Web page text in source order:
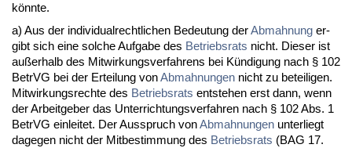
könn­te.
a) Aus der in­di­vi­du­al­recht­li­chen Be­deu­tung derAb­mah­nung er­
gibt sich ei­ne sol­che Auf­ga­be des Be­triebs­rats nicht. Die­ser ist
außer­halb des Mit­wir­kungs­ver­fah­rens bei Kündi­gung nach § 102
Be­trVG bei der Er­tei­lung vonAb­mah­nun­gen nicht zu be­tei­li­gen.
Mit­wir­kungs­rech­te des Be­triebs­rats ent­ste­hen erst dann, wenn
der Ar­beit­ge­ber das Un­ter­rich­tungs­ver­fah­ren nach § 102 Abs. 1
Be­trVG ein­lei­tet. Der Aus­spruch vonAb­mah­nun­gen un­ter­liegt
da­ge­gen nicht der Mit­be­stim­mung des Be­triebs­rats (BAG 17.